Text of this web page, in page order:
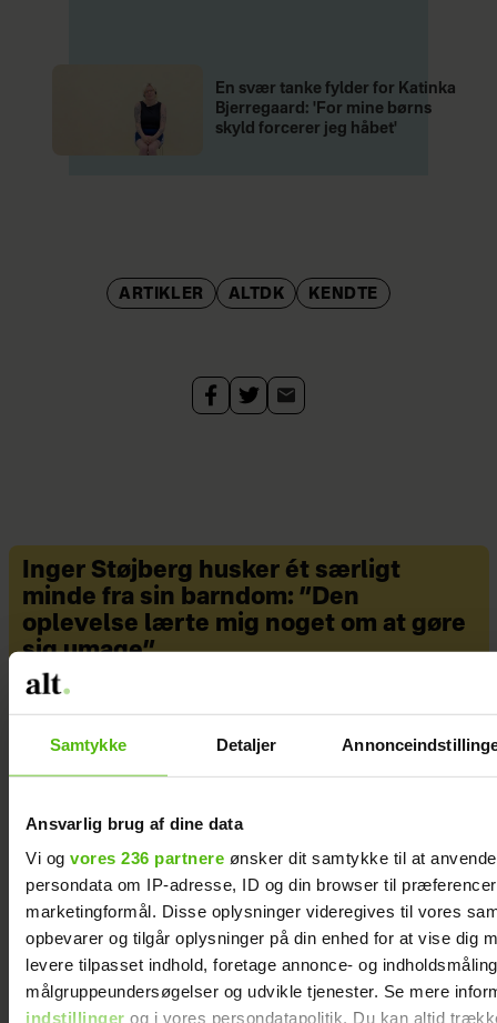
Samtykke Detaljer
Ansvarlig brug af dine data
Vi og vores 236 partnere ønsker dit samtykke til at
persondata om IP-adresse, ID og din browser til
marketingformål. Disse oplysninger videregives til vores
opbevarer og tilgår oplysninger på din enhed for at vise dig
levere tilpasset indhold, foretage annonce- og
målgruppeundersøgelser og udvikle tjenester. Se mere
indstillinger og i vores persondatapolitik. Du kan altid
En svær tanke fylder for Katinka
Bjerregaard: 'For mine børns
skyld forcerer jeg håbet'
ARTIKLER ALTDK KENDTE
Inger Støjberg husker ét særligt
minde fra sin barndom: ”Den
oplevelse lærte mig noget om at gøre
sig umage”